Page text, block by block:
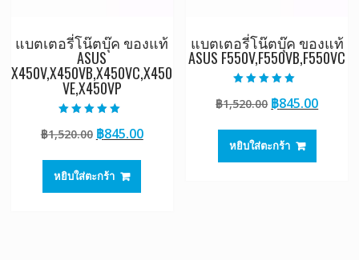
แบตเตอรี่โน๊ตบุ๊ค ของแท้
ASUS
X450V,X450VB,X450VC,X450
VE,X450VP
5.00
ตั้งแต่ 1-5
฿1,520.00 Original
was:
฿1,520.00.
฿845.00Current
หยิบใส่ตะกร้า
แบตเตอรี่โน๊ตบุ๊ค ของแท้
ASUS F550V,F550VB,F550VC
5.00
ตั้งแต่ 1-5
฿1,520.00 Original
was:
฿1,520.00.
฿845.00
หยิบใส่ตะกร้า